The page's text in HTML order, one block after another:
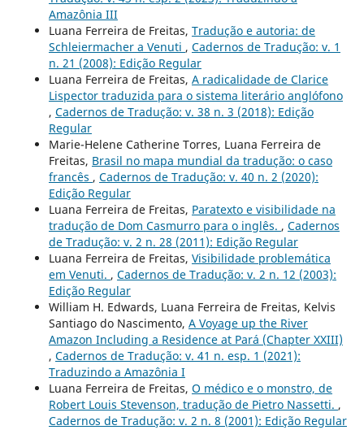
Amazônia III
Luana Ferreira de Freitas, Tradução e autoria: de
Schleiermacher a Venuti , Cadernos de Tradução: v. 1
n. 21 (2008): Edição Regular
Luana Ferreira de Freitas, A radicalidade de Clarice
Lispector traduzida para o sistema literário anglófono
, Cadernos de Tradução: v. 38 n. 3 (2018): Edição
Regular
Marie-Helene Catherine Torres, Luana Ferreira de
Freitas, Brasil no mapa mundial da tradução: o caso
francês , Cadernos de Tradução: v. 40 n. 2 (2020):
Edição Regular
Luana Ferreira de Freitas, Paratexto e visibilidade na
tradução de Dom Casmurro para o inglês. , Cadernos
de Tradução: v. 2 n. 28 (2011): Edição Regular
Luana Ferreira de Freitas, Visibilidade problemática
em Venuti. , Cadernos de Tradução: v. 2 n. 12 (2003):
Edição Regular
William H. Edwards, Luana Ferreira de Freitas, Kelvis
Santiago do Nascimento, A Voyage up the River
Amazon Including a Residence at Pará (Chapter XXIII)
, Cadernos de Tradução: v. 41 n. esp. 1 (2021):
Traduzindo a Amazônia I
Luana Ferreira de Freitas, O médico e o monstro, de
Robert Louis Stevenson, tradução de Pietro Nassetti. ,
Cadernos de Tradução: v. 2 n. 8 (2001): Edição Regular